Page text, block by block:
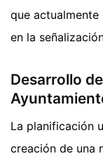
que
en la
Desarrollo
La planificación
creación de una